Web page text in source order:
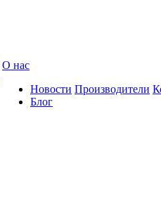
О нас
Новости
Блог
Производители